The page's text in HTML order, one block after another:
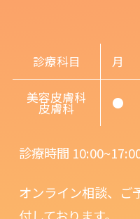
診療科目 月
美容皮膚科
皮膚科 ●
診療時間
オンライン相談、ご
付しております。